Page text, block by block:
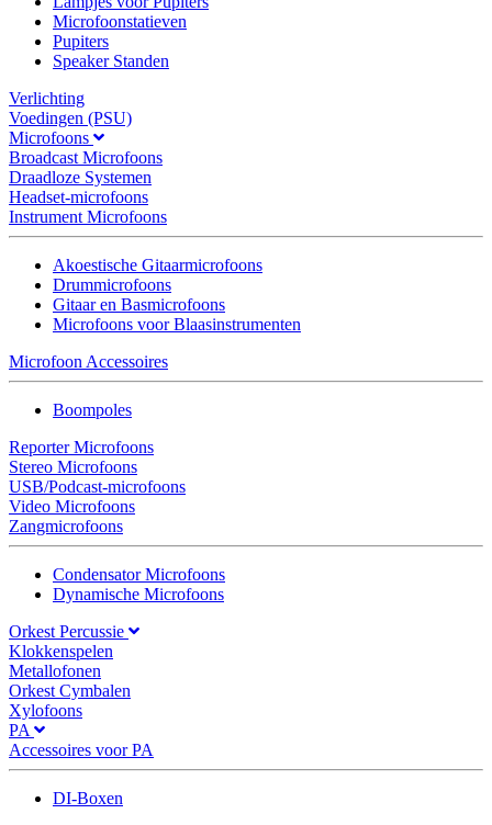
Microfoonstatieven
Pupiters
Speaker Standen
Verlichting
Voedingen (PSU)
Microfoons
Broadcast Microfoons
Draadloze Systemen
Headset-microfoons
Instrument Microfoons
Akoestische Gitaarmicrofoons
Drummicrofoons
Gitaar en Basmicrofoons
Microfoons voor Blaasinstrumenten
Microfoon Accessoires
Boompoles
Reporter Microfoons
Stereo Microfoons
USB/Podcast-microfoons
Video Microfoons
Zangmicrofoons
Condensator Microfoons
Dynamische Microfoons
Orkest Percussie
Klokkenspelen
Metallofonen
Orkest Cymbalen
Xylofoons
PA
Accessoires voor PA
DI-Boxen